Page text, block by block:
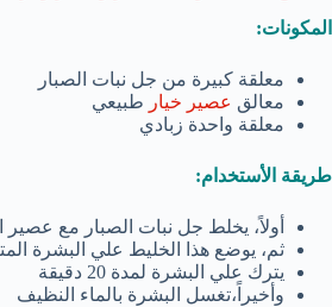
المكونات:
معلقة كبيرة من جل نبات الصبار
معالق عصير خيار طبيعي
معلقة واحدة زبادي
طريقة الأستخدام:
أولاً، يخلط جل نبات الصبار مع عصير
ثم، يوضع هذا الخليط علي البشرة
يترك علي البشرة لمدة 20 دقيقة
وأخيراً،تغسل البشرة بالماء النظيف